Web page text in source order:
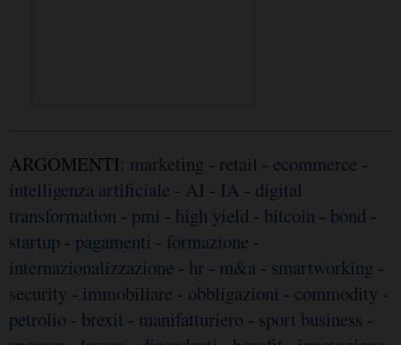
ARGOMENTI: marketing - retail - ecommerce -
intelligenza artificiale - AI - IA - digital
transformation - pmi - high yield - bitcoin - bond -
startup - pagamenti - formazione -
internazionalizzazione - hr - m&a - smartworking -
security - immobiliare - obbligazioni - commodity -
petrolio - brexit - manifatturiero - sport business -